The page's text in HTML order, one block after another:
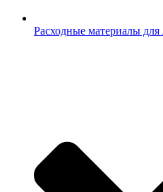
Расходные материалы